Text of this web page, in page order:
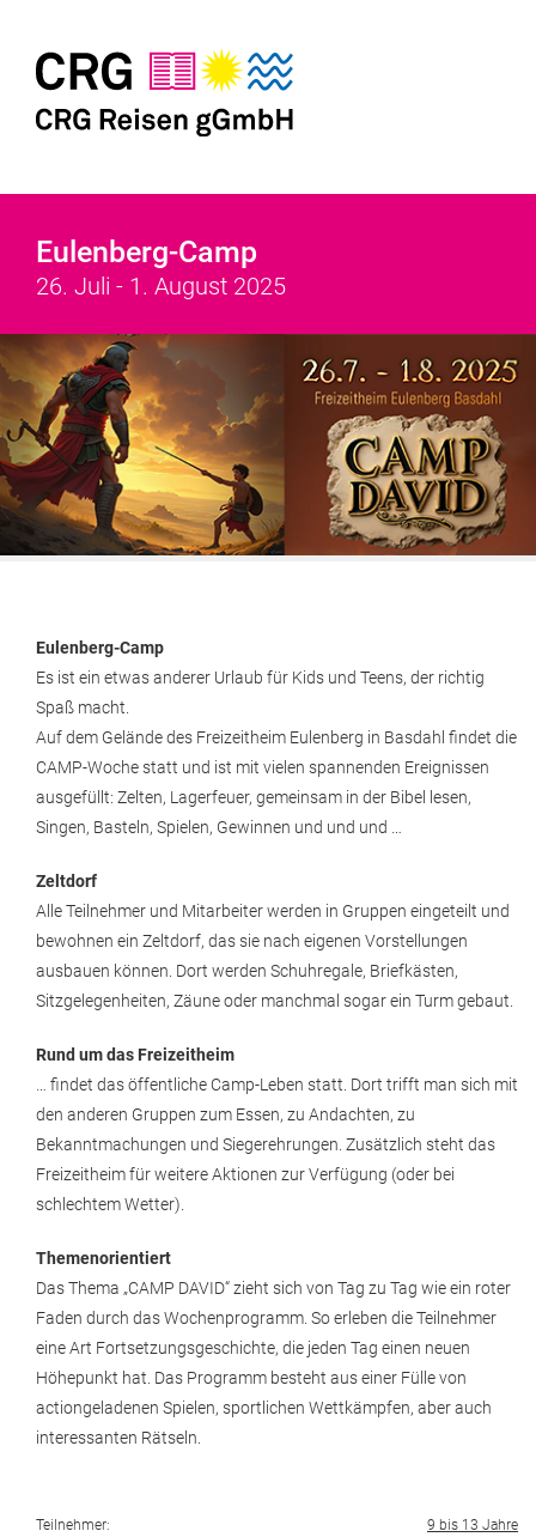
Eulenberg-Camp
26. Juli - 1. August 2025
Eulenberg-Camp
Es ist ein etwas anderer Urlaub für Kids und Teens, der richtig
Spaß macht.
Auf dem Gelände des Freizeitheim Eulenberg in Basdahl findet die
CAMP-Woche statt und ist mit vielen spannenden Ereignissen
ausgefüllt: Zelten, Lagerfeuer, gemeinsam in der Bibel lesen,
Singen, Basteln, Spielen, Gewinnen und und und …
Zeltdorf
Alle Teilnehmer und Mitarbeiter werden in Gruppen eingeteilt und
bewohnen ein Zeltdorf, das sie nach eigenen Vorstellungen
ausbauen können. Dort werden Schuhregale, Briefkästen,
Sitzgelegenheiten, Zäune oder manchmal sogar ein Turm gebaut.
Rund um das Freizeitheim
… findet das öffentliche Camp-Leben statt. Dort trifft man sich mit
den anderen Gruppen zum Essen, zu Andachten, zu
Bekanntmachungen und Siegerehrungen. Zusätzlich steht das
Freizeitheim für weitere Aktionen zur Verfügung (oder bei
schlechtem Wetter).
Themenorientiert
Das Thema „CAMP DAVID“ zieht sich von Tag zu Tag wie ein roter
Faden durch das Wochenprogramm. So erleben die Teilnehmer
eine Art Fortsetzungsgeschichte, die jeden Tag einen neuen
Höhepunkt hat. Das Programm besteht aus einer Fülle von
actiongeladenen Spielen, sportlichen Wettkämpfen, aber auch
interessanten Rätseln.
Teilnehmer:
9 bis 13 Jahre